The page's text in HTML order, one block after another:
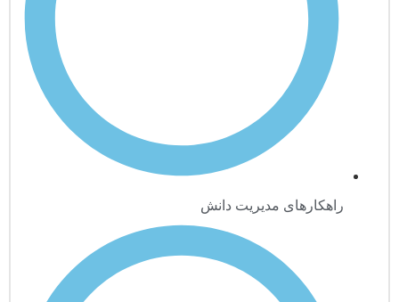
راهکارهای مدیریت دانش